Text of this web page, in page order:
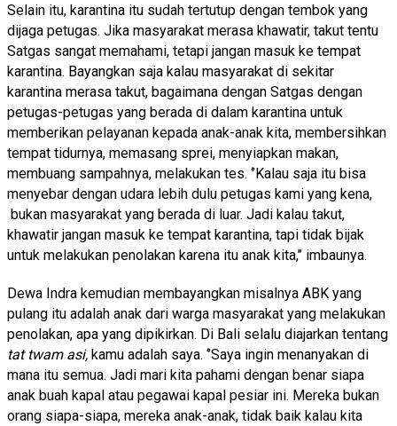
Selain itu, karantina itu sudah tertutup dengan tembok yang
dijaga petugas. Jika masyarakat merasa khawatir, takut tentu
Satgas sangat memahami, tetapi jangan masuk ke tempat
karantina. Bayangkan saja kalau masyarakat di sekitar
karantina merasa takut, bagaimana dengan Satgas dengan
petugas-petugas yang berada di dalam karantina untuk
memberikan pelayanan kepada anak-anak kita, membersihkan
tempat tidurnya, memasang sprei, menyiapkan makan,
membuang sampahnya, melakukan tes. ‘’Kalau saja itu bisa
menyebar dengan udara lebih dulu petugas kami yang kena,
bukan masyarakat yang berada di luar. Jadi kalau takut,
khawatir jangan masuk ke tempat karantina, tapi tidak bijak
untuk melakukan penolakan karena itu anak kita,’’ imbaunya.
Dewa Indra kemudian membayangkan misalnya ABK yang
pulang itu adalah anak dari warga masyarakat yang melakukan
penolakan, apa yang dipikirkan. Di Bali selalu diajarkan tentang
tat twam asi, kamu adalah saya. ‘’Saya ingin menanyakan di
mana itu semua. Jadi mari kita pahami dengan benar siapa
anak buah kapal atau pegawai kapal pesiar ini. Mereka bukan
orang siapa-siapa, mereka anak-anak, tidak baik kalau kita